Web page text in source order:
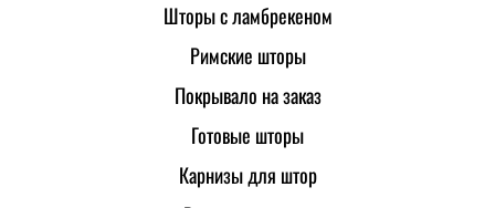
Шторы с ламбрекеном
Римские шторы
Покрывало на заказ
Готовые шторы
Карнизы для штор